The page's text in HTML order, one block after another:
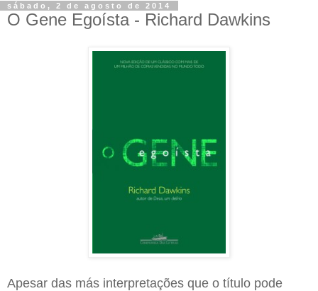
sábado, 2 de agosto de 2014
O Gene Egoísta - Richard Dawkins
Apesar das más interpretações que o título pode